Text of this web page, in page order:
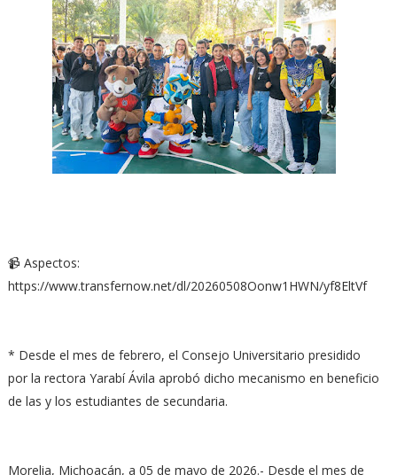
📹 Aspectos:
https://www.transfernow.net/dl/20260508Oonw1HWN/yf8EltVf
* Desde el mes de febrero, el Consejo Universitario presidido
por la rectora Yarabí Ávila aprobó dicho mecanismo en beneficio
de las y los estudiantes de secundaria.
Morelia, Michoacán, a 05 de mayo de 2026.- Desde el mes de